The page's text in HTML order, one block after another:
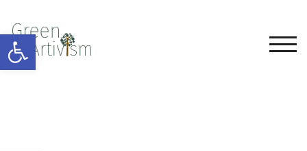
Open toolbar